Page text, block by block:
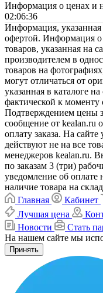
Информация о ценах и
02:06:36
Информация, указанная
офертой. Информация о
товаров, указанная на
производителем в
товаров на
могут отличаться от
указанная в каталоге
фактической к моменту
Подтверждением цены
сообщение от kealan.ru
оплату заказа. На
действуют не на все
менеджеров kealan.ru.
по заказам 3 (три)
уведомление об оплате
наличие товара на
Главная
Кабинет
Лучшая цена
Новости
Стать
На нашем сайте мы
Принять